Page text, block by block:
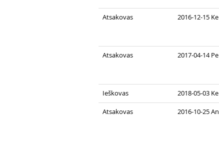
Atsakovas 2016-12-15 Ke
Atsakovas 2017-04-14 Pe
Ieškovas 2018-05-03 Ke
Atsakovas 2016-10-25 An